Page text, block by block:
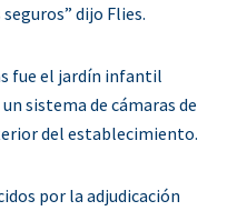
dijo Flies.
fue el jardín infantil
sistema de cámaras de
del establecimiento.
por la adjudicación